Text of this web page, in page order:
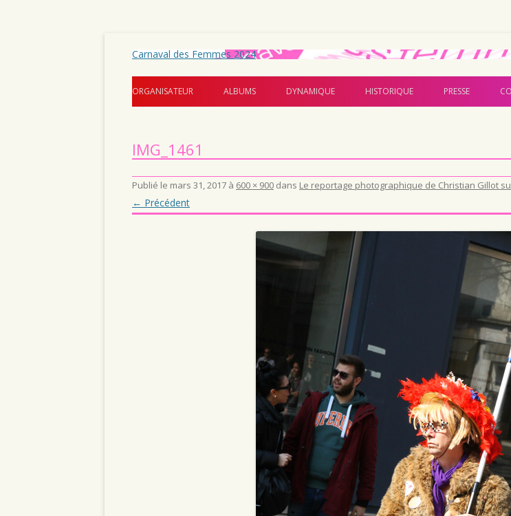
Carnaval des Femmes 2024
Aller au
ORGANISATEUR ALBUMS DYNAMIQUE HISTORIQUE PRESSE
IMG_1461
Publié le mars 31, 2017 à 600 × 900 dans Le reportage photographique de Christian Gillot
← Précédent